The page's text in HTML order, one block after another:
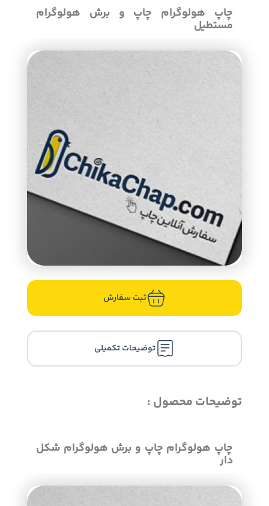
چاپ هولوگرام چاپ و برش هولوگرام
مستطیل
توضیحات محصول :
ثبت سفارش
توضیحات تکمیلی
چاپ هولوگرام چاپ و برش هولوگرام شکل
دار